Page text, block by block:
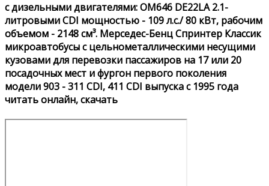
с дизельными двигателями: OM646 DE22LA 2.1-
литровыми CDI мощностью - 109 л.с./ 80 кВт, рабочим
объемом - 2148 см³. Мерседес-Бенц Спринтер Классик
микроавтобусы с цельнометаллическими несущими
кузовами для перевозки пассажиров на 17 или 20
посадочных мест и фургон первого поколения
модели 903 - 311 CDI, 411 CDI выпуска с 1995 года
читать онлайн, скачать